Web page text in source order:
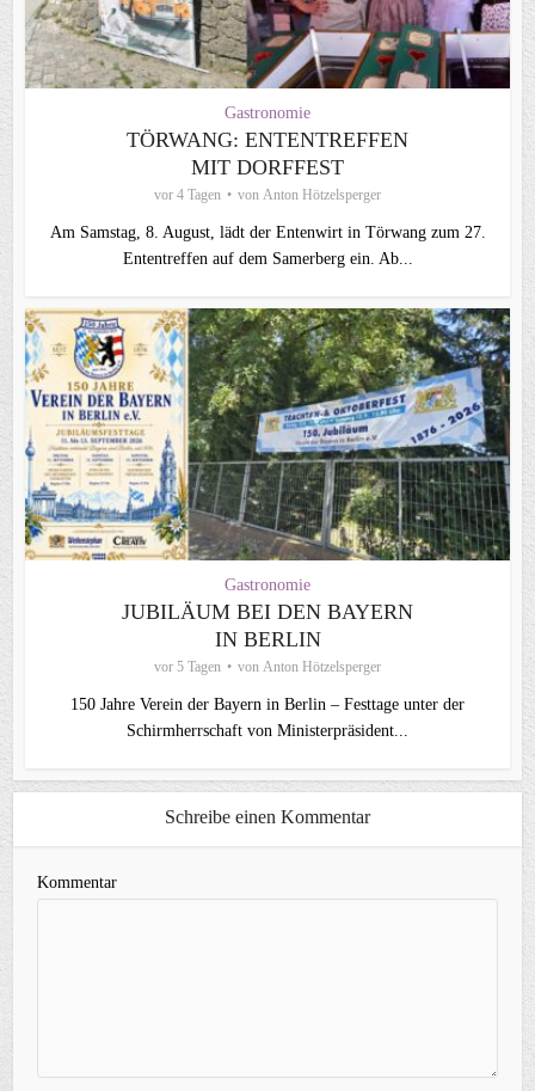
Gastronomie
TÖRWANG: ENTENTREFFEN
MIT DORFFEST
vor 4 Tagen von Anton Hötzelsperger
Am Samstag, 8. August, lädt der Entenwirt in Törwang zum 27.
Ententreffen auf dem Samerberg ein. Ab...
Gastronomie
JUBILÄUM BEI DEN BAYERN
IN BERLIN
vor 5 Tagen von Anton Hötzelsperger
150 Jahre Verein der Bayern in Berlin – Festtage unter der
Schirmherrschaft von Ministerpräsident...
Schreibe einen Kommentar
Kommentar